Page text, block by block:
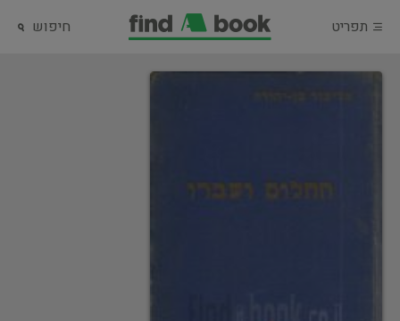
תפריט חיפוש